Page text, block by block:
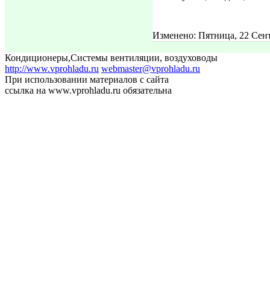
Изменено: Пятница, 22
Кондиционеры,Системы вентиляции, воздуховоды
http://www.vprohladu.ru webmaster@vprohladu.ru
При использовании материалов с сайта
ссылка на www.vprohladu.ru обязательна